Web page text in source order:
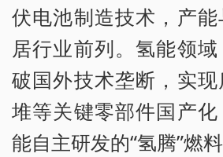
伏电池制造技术，产
居行业前列。氢能领
破国外技术垄断，实
堆等关键零部件国产
能自主研发的“氢腾”燃